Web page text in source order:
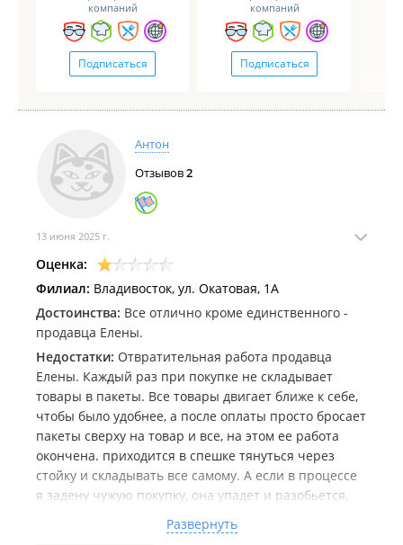
компаний
Подписаться
компаний
Подписаться
Антон
Отзывов2
13 июня 2025 г.
Оценка:
Филиал: Владивосток, ул. Окатовая, 1А
Достоинства: Все отлично кроме единственного -
продавца Елены.
Недостатки: Отвратительная работа продавца
Елены. Каждый раз при покупке не складывает
товары в пакеты. Все товары двигает ближе к себе,
чтобы было удобнее, а после оплаты просто бросает
пакеты сверху на товар и все, на этом ее работа
окончена. приходится в спешке тянуться через
стойку и складывать все самому. А если в процессе
я задену чужую покупку, она упадет и разобьется,
реагирует - ехидно улыбается.
Развернуть